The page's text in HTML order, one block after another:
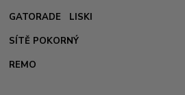
GATORADE
LISKI
SÍTĚ POKORNÝ
REMO